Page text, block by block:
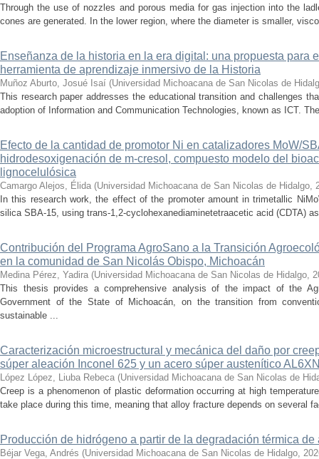
Through the use of nozzles and porous media for gas injection into the
cones are generated. In the lower region, where the diameter is smaller,
Enseñanza de la historia en la era digital: una propuesta para
herramienta de aprendizaje inmersivo de la Historia
Muñoz Aburto, Josué Isaí (Universidad Michoacana de San Nicolas de
This research paper addresses the educational transition and challenges
adoption of Information and Communication Technologies, known as ICT.
Efecto de la cantidad de promotor Ni en catalizadores MoW/
hidrodesoxigenación de m-cresol, compuesto modelo del
lignocelulósica
Camargo Alejos, Élida (Universidad Michoacana de San Nicolas de Hidalgo,
In this research work, the effect of the promoter amount in trimetallic
silica SBA-15, using trans-1,2-cyclohexanediaminetetraacetic acid (CDTA)
Contribución del Programa AgroSano a la Transición
en la comunidad de San Nicolás Obispo, Michoacán
Medina Pérez, Yadira (Universidad Michoacana de San Nicolas de Hidalgo,
This thesis provides a comprehensive analysis of the impact of the
Government of the State of Michoacán, on the transition from
sustainable ...
Caracterización microestructural y mecánica del daño por
súper aleación Inconel 625 y un acero súper austenítico
López López, Liuba Rebeca (Universidad Michoacana de San Nicolas de
Creep is a phenomenon of plastic deformation occurring at high
take place during this time, meaning that alloy fracture depends on several
Producción de hidrógeno a partir de la degradación térmica
Béjar Vega, Andrés (Universidad Michoacana de San Nicolas de Hidalgo,